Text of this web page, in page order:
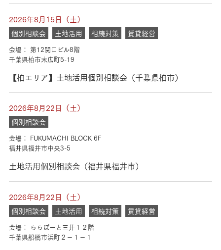
2026年8月15日（土）
個別相談会 土地活用 相続対策 賃貸経営
会場： 第12関口ビル8階
千葉県柏市末広町5-19
【柏エリア】土地活用個別相談会（千葉県柏市）
2026年8月22日（土）
個別相談会
会場： FUKUMACHI BLOCK 6F
福井県福井市中央3-5
土地活用個別相談会（福井県福井市）
2026年8月22日（土）
個別相談会 土地活用 相続対策 賃貸経営
会場： ららぽーと三井１２階
千葉県船橋市浜町２－１－１